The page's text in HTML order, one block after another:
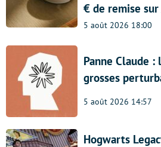
€ de remise sur
5 août 2026 18:00
Panne Claude
grosses
5 août 2026 14:57
Hogwarts